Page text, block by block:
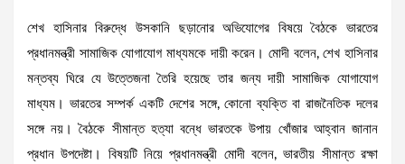
শেখ হাসিনার বিরুদ্ধে উসকানি ছড়ানোর অভিযোগের বিষয়ে বৈঠকে ভারতের
প্রধানমন্ত্রী সামাজিক যোগাযোগ মাধ্যমকে দায়ী করেন। মোদী বলেন, শেখ হাসিনার
মন্তব্য ঘিরে যে উত্তেজনা তৈরি হয়েছে তার জন্য দায়ী সামাজিক যোগাযোগ
মাধ্যম। ভারতের সম্পর্ক একটি দেশের সঙ্গে, কোনো ব্যক্তি বা রাজনৈতিক দলের
সঙ্গে নয়। বৈঠকে সীমান্ত হত্যা বন্ধে ভারতকে উপায় খোঁজার আহ্বান জানান
প্রধান উপদেষ্টা। বিষয়টি নিয়ে প্রধানমন্ত্রী মোদী বলেন, ভারতীয় সীমান্ত রক্ষা